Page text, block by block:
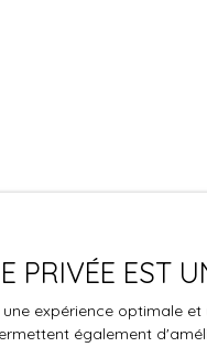
PRIVÉE EST
expérience optimale
également